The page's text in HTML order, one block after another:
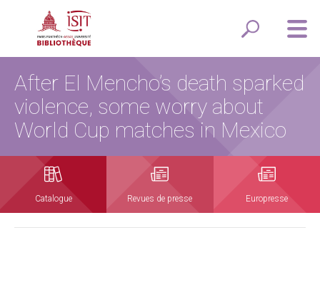
After El Mencho’s death sparked
violence, some worry about
World Cup matches in Mexico
Catalogue Revues de presse Europresse